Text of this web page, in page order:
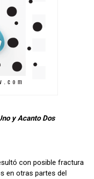
y Acanto Dos
con posible fractura
en otras partes del